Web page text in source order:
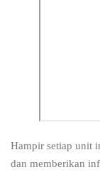
Hampir setiap unit
dan memberikan